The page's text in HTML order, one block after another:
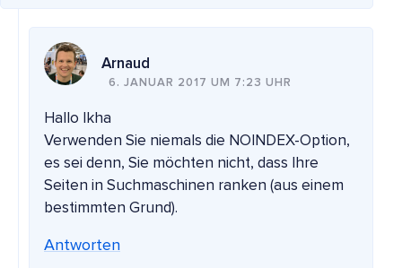
Arnaud
6. JANUAR 2017 UM 7:23 UHR
Hallo Ikha
Verwenden Sie niemals die NOINDEX-Option,
es sei denn, Sie möchten nicht, dass Ihre
Seiten in Suchmaschinen ranken (aus einem
bestimmten Grund).
Antworten